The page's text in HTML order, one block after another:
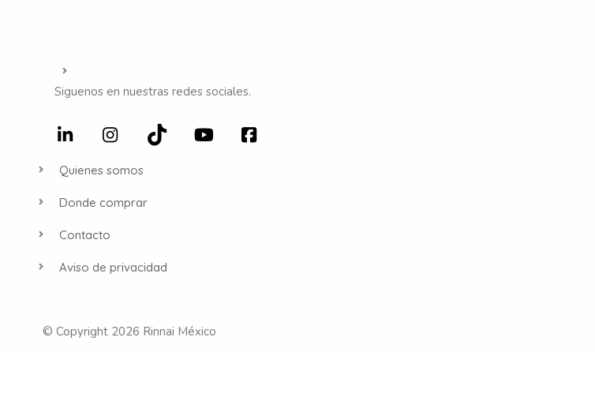
Siguenos en nuestras redes sociales.
Quienes somos
Donde comprar
Contacto
Aviso de privacidad
© Copyright 2026 Rinnai México